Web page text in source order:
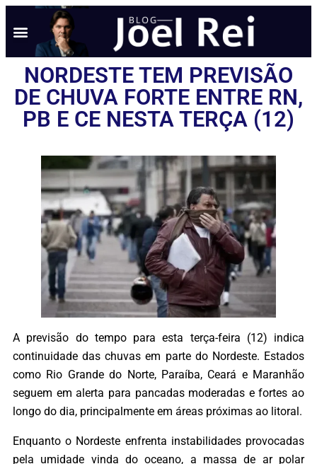
NORDESTE TEM PREVISÃO
DE CHUVA FORTE ENTRE RN,
PB E CE NESTA TERÇA (12)
A previsão do tempo para esta terça-feira (12) indica
continuidade das chuvas em parte do Nordeste. Estados
como Rio Grande do Norte, Paraíba, Ceará e Maranhão
seguem em alerta para pancadas moderadas e fortes ao
longo do dia, principalmente em áreas próximas ao litoral.
Enquanto o Nordeste enfrenta instabilidades provocadas
pela umidade vinda do oceano, a massa de ar polar